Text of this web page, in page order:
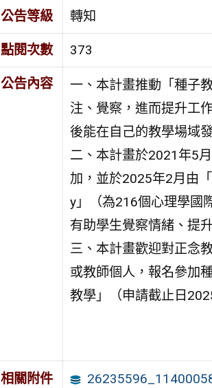
公告等級 轉知
點閱次數 373
公告內容
一、本計畫推動「種子
注、覺察，進而提升工
後能在自己的教學場域
二、本計畫於2021年5
加，並於2025年2月由
y」（為216個心理學國
有助學生覺察情緒、提
三、本計畫歡迎對正念
或教師個人，報名參加
教學」（申請截止日
相關附件